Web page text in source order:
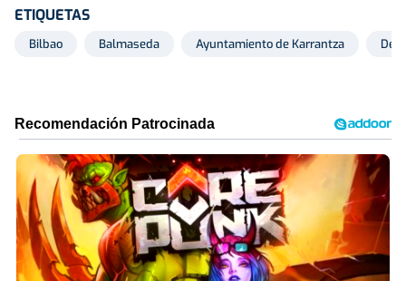
ETIQUETAS
Bilbao Balmaseda Ayuntamiento de Karrantza